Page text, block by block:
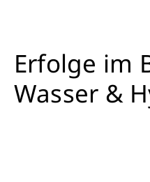
Erfolge im
Wasser &